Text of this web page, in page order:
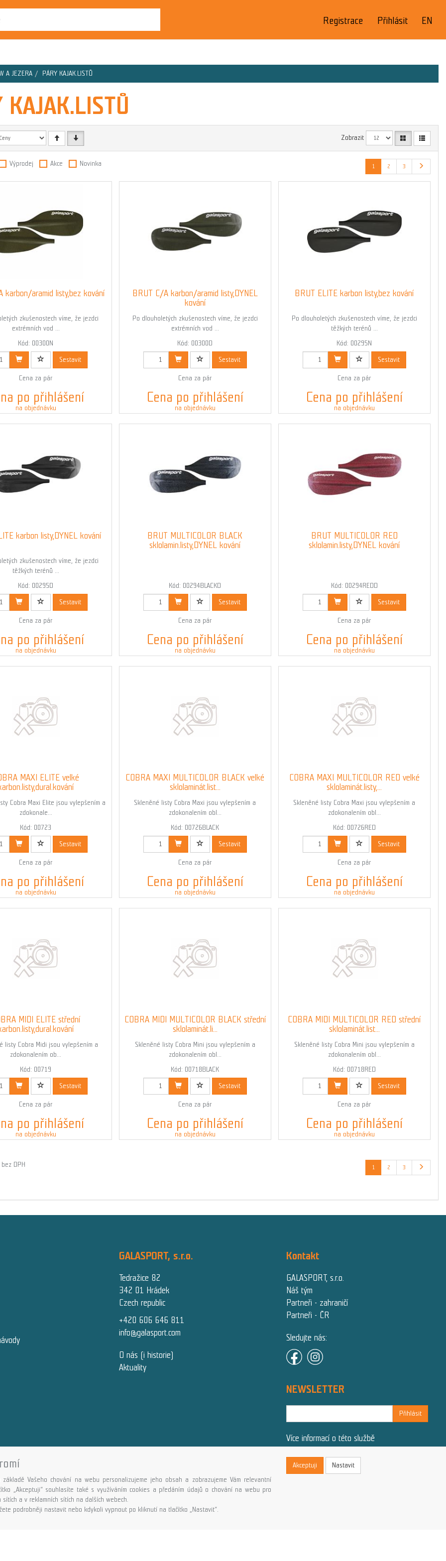
EN
Registrace Přihlásit
A JEZERA PÁRY KAJAK.LISTŮ
KAJAK.LISTŮ
Zobrazit
Výprodej Akce Novinka 1 2 3
karbon/aramid listy,bez kování
zkušenostech víme, že jezdci
extrémních vod ...
Kód: 00300N
Sestavit
Cena za pár
po přihlášení
na objednávku
BRUT C/A karbon/aramid listy,DYNEL
kování
Po dlouholetých zkušenostech víme, že jezdci
extrémních vod ...
Kód: 00300D
Sestavit
Cena za pár
Cena po přihlášení
na objednávku
BRUT ELITE karbon listy,bez kování
Po dlouholetých zkušenostech víme, že jezdci
těžkých terénů ...
Kód: 00295N
Sestavit
Cena za pár
Cena po přihlášení
na objednávku
karbon listy,DYNEL kování
zkušenostech víme, že jezdci
těžkých terénů ...
Kód: 00295D
Sestavit
Cena za pár
po přihlášení
na objednávku
BRUT MULTICOLOR BLACK
sklolamin.listy,DYNEL kování
Kód: 00294BLACKD
Sestavit
Cena za pár
Cena po přihlášení
na objednávku
BRUT MULTICOLOR RED
sklolamin.listy,DYNEL kování
Kód: 00294REDD
Sestavit
Cena za pár
Cena po přihlášení
na objednávku
MAXI ELITE velké
Cobra Maxi Elite jsou vylepšením a
zdokonale...
Kód: 00723
Sestavit
Cena za pár
po přihlášení
na objednávku
COBRA MAXI MULTICOLOR BLACK velké
sklolaminát.list...
Skleněné listy Cobra Maxi jsou vylepšením a
zdokonalením obl...
Kód: 00726BLACK
Sestavit
Cena za pár
Cena po přihlášení
na objednávku
COBRA MAXI MULTICOLOR RED velké
sklolaminát.listy,...
Skleněné listy Cobra Maxi jsou vylepšením a
zdokonalením obl...
Kód: 00726RED
Sestavit
Cena za pár
Cena po přihlášení
na objednávku
MIDI ELITE střední
listy Cobra Midi jsou vylepšením a
zdokonalením ob...
Kód: 00719
Sestavit
Cena za pár
po přihlášení
na objednávku
COBRA MIDI MULTICOLOR BLACK střední
sklolaminát.li...
Skleněné listy Cobra Mini jsou vylepšením a
zdokonalením obl...
Kód: 00718BLACK
Sestavit
Cena za pár
Cena po přihlášení
na objednávku
COBRA MIDI MULTICOLOR RED střední
sklolaminát.list...
Skleněné listy Cobra Mini jsou vylepšením a
zdokonalením obl...
Kód: 00718RED
Sestavit
Cena za pár
Cena po přihlášení
na objednávku
DPH 1 2 3
GALASPORT, s.r.o.
Tedražice 82
342 01 Hrádek
Czech republic
+420 606 646 811
info@galasport.com
O nás (i historie)
Aktuality
Kontakt
GALASPORT, s.r.o.
Náš tým
Partneři - zahraničí
Partneři - ČR
Sledujte nás:
NEWSLETTER
Přihlásit
Více informací o této službě
powered by ABRA E-shop
základě Vašeho chování na webu personalizujeme jeho obsah a zobrazujeme Vám relevantní
„Akceptuji“ souhlasíte také s využíváním cookies a předáním údajů o chování na webu pro
a v reklamních sítích na dalších webech.
podrobněji nastavit nebo kdykoli vypnout po kliknutí na tlačítko „Nastavit“.
Akceptuji Nastavit